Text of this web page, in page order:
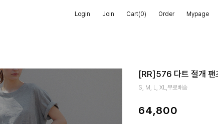
Login Join Cart(0) Order Mypage
[RR]576 다트 절개
S, M, L, XL,무료배송
64,800